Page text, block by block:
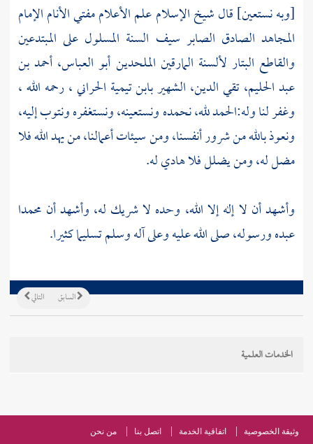
[وبه نستعين] قال شيخ الإسلام علم الأعلام مفتي الأنام الإمام
المجاهد الصادق الصابر سيف السنة المسلول على المبتدعين
والقاطع البتار لألسنة المارقين الملحدين أبو العباس، أحمد بن
عبد الحليم، تقي الدين، الشهير بابن تيمية الحراني، رحمه الله ،
وغفر لنا وله:الحمد لله، نحمده ونستعينه، ونستغفره ونتوب إليه،
ونعوذ بالله من شرور أنفسنا، ومن سيئات أعمالنا، من يهد الله فلا
مضل له، ومن يضلل فلا هادي له.
وأشهد أن لا إله إلا الله، وحده لا شريك له، وأشهد أن محمدا
عبده ورسوله، صلى الله عليه وعلى آله وسلم تسليما كثيرا.
التالي السابق
الخدمات العلمية
وثيقة الخصوصية اتفاقية الخدمة اتصل بنا من نحن